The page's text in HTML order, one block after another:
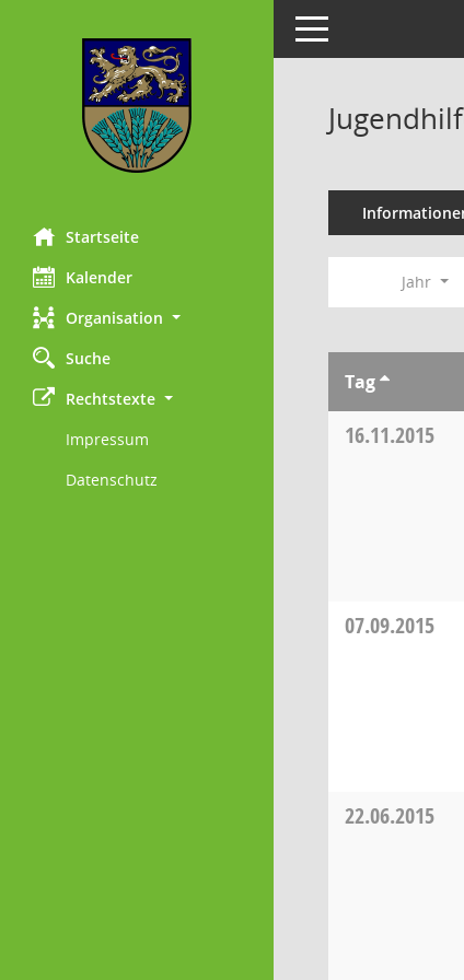
Startseite
Kalender
Organisation
Suche
Rechtstexte
Impressum
Datenschutz
Toggle navigation
Jahr
Tag
16.11.2015
07.09.2015
22.06.2015